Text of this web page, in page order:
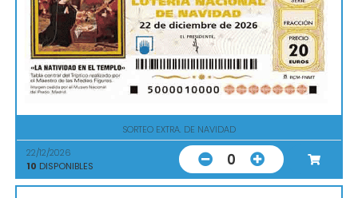
SORTEO EXTRA. DE NAVIDAD
22/12/2026
10 DISPONIBLES 0